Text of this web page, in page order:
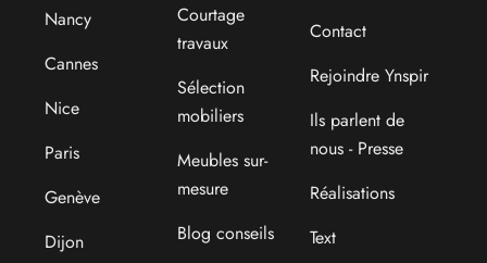
Nancy
Cannes
Nice
Paris
Genève
Dijon
Courtage
travaux
Sélection
mobiliers
Meubles sur-
mesure
Blog conseils
Contact
Rejoindre Ynspir
Ils parlent de
nous - Presse
Réalisations
Text